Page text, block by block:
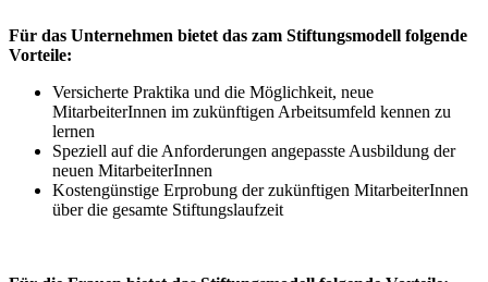
Für das Unternehmen bietet das zam Stiftungsmodell folgende
Vorteile:
Versicherte Praktika und die Möglichkeit, neue
MitarbeiterInnen im zukünftigen Arbeitsumfeld kennen zu
lernen
Speziell auf die Anforderungen angepasste Ausbildung der
neuen MitarbeiterInnen
Kostengünstige Erprobung der zukünftigen MitarbeiterInnen
über die gesamte Stiftungslaufzeit